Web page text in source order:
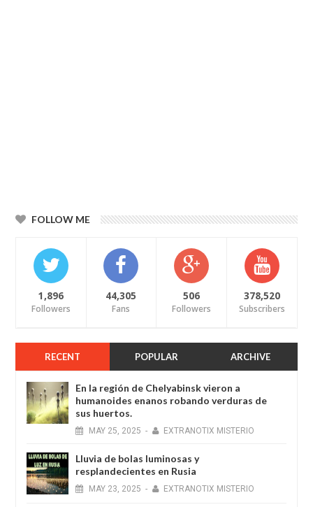
FOLLOW ME
1,896
Followers
44,305
Fans
506
Followers
378,520
Subscribers
RECENT POPULAR ARCHIVE
En la región de Chelyabinsk vieron a
humanoides enanos robando verduras de
sus huertos.
MAY 25, 2025 - EXTRANOTIX MISTERIO
Lluvia de bolas luminosas y
resplandecientes en Rusia
MAY 23, 2025 - EXTRANOTIX MISTERIO